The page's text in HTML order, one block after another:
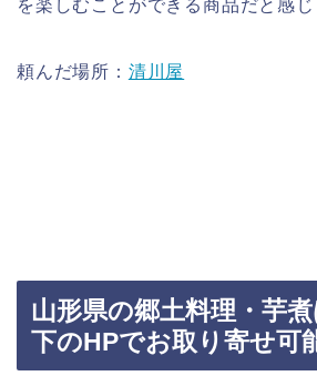
を楽しむことができる商品だと感じ
頼んだ場所： 清川屋
山形県の郷土料理・芋
下のHPでお取り寄せ可